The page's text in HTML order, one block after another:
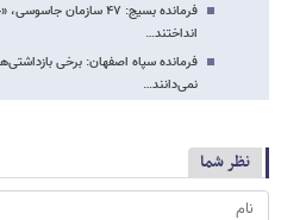
فرمانده بسیج: ۴۷
انداختند…
فرمانده سپاه اصفهان: برخی
نمی‌دانند…
نظر شما